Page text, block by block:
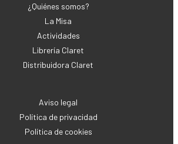
¿Quiénes somos?
La Misa
Actividades
Librería Claret
Distribuidora Claret
Aviso legal
Política de privacidad
Política de cookies